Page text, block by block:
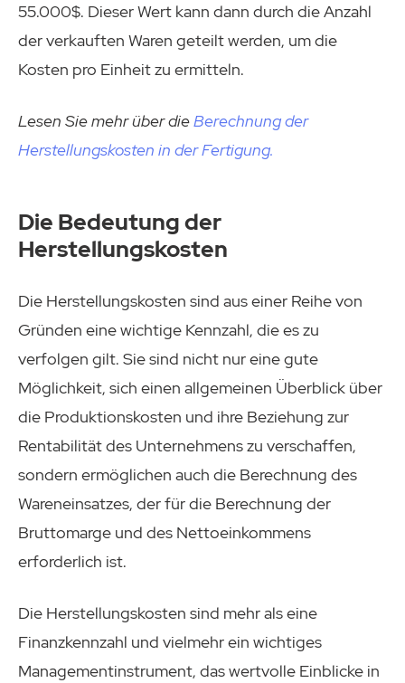
55.000$. Dieser Wert kann dann durch die Anzahl
der verkauften Waren geteilt werden, um die
Kosten pro Einheit zu ermitteln.
Lesen Sie mehr über dieBerechnung der
Herstellungskosten in der Fertigung.
Die Bedeutung der
Herstellungskosten
Die Herstellungskosten sind aus einer Reihe von
Gründen eine wichtige Kennzahl, die es zu
verfolgen gilt. Sie sind nicht nur eine gute
Möglichkeit, sich einen allgemeinen Überblick über
die Produktionskosten und ihre Beziehung zur
Rentabilität des Unternehmens zu verschaffen,
sondern ermöglichen auch die Berechnung des
Wareneinsatzes, der für die Berechnung der
Bruttomarge und des Nettoeinkommens
erforderlich ist.
Die Herstellungskosten sind mehr als eine
Finanzkennzahl und vielmehr ein wichtiges
Managementinstrument, das wertvolle Einblicke in